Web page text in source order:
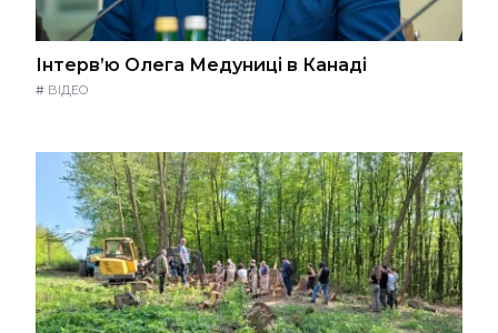
Інтерв’ю Олега Медуниці в Канаді
# ВІДЕО